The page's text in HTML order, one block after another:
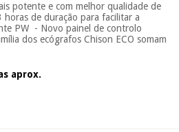
potente e com melhor qualidade de
horas de duração para facilitar a
PW - Novo painel de controlo
dos ecógrafos Chison ECO somam
aprox.